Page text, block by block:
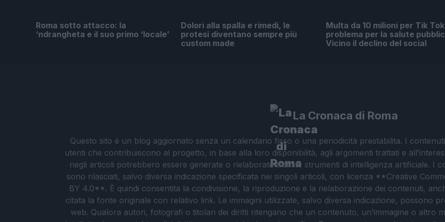
Roma sotto attacco: la
‘ndrangheta e il suo primo ‘locale’
Dolori alla spalla e rimedi, le
protesi diventano sempre più
custom made
Multa da 10 milioni per Tik
problema per la salute
Vicino il declino del social
La Cronaca di Roma
Questo sito è un blog aggiornato senza un calendario fisso o una periodicità prestabilita. I
utenti che contribuiscono al progetto, in base alla loro disponibilità, agli argomenti trattati e
negli articoli potrebbero essere generate o rielaborate tramite strumenti di intelligenza artificiale. I
sono rilasciati, salvo diversa indicazione specificata nei singoli articoli, con licenza **Creative
BY 4.0**. È quindi consentita la condivisione, la riproduzione e la rielaborazione dei contenuti,
citata la fonte originale con relativo link. Le immagini utilizzate, salvo diversa indicazione, possono
web. Qualora autori, fotografi o titolari dei diritti ritengano che un contenuto, un’immagine o altro